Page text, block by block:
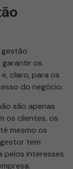
garantir os
claro, para os
do negócio.
são apenas
os clientes, os
mesmo os
tem
pelos interesses